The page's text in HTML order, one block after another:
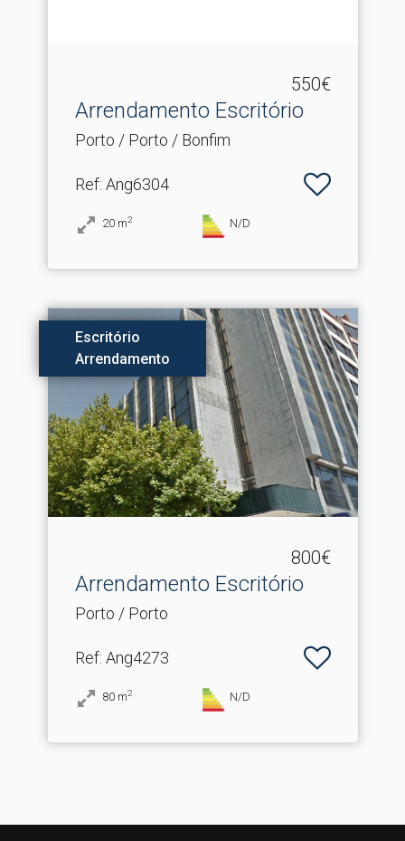
550€
Arrendamento Escritório
Porto / Porto / Bonfim
Ref: Ang6304
20 m2 N/D
Escritório
Arrendamento
800€
Arrendamento Escritório
Porto / Porto
Ref: Ang4273
80 m2 N/D